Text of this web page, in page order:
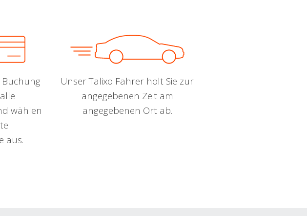
wählen
aus.
Unser Talixo Fahrer holt Sie zur
angegebenen Zeit am
angegebenen Ort ab.